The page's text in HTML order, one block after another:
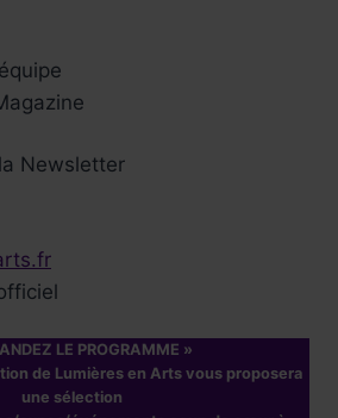
Newsletter
LE PROGRAMME »
de Lumières en Arts vous proposera
une sélection